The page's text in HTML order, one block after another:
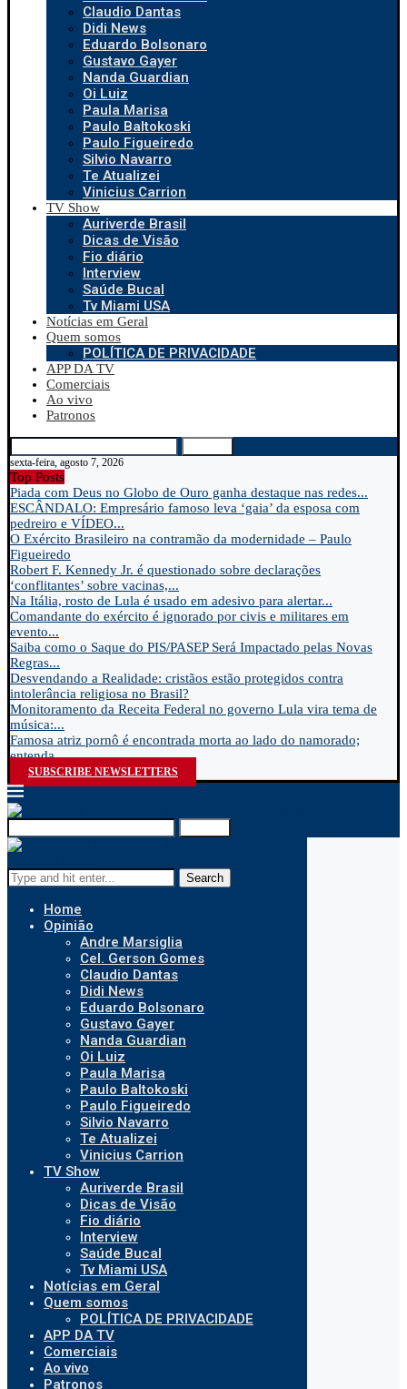
Claudio Dantas
Didi News
Eduardo Bolsonaro
Gustavo Gayer
Nanda Guardian
Oi Luiz
Paula Marisa
Paulo Baltokoski
Paulo Figueiredo
Silvio Navarro
Te Atualizei
Vinicius Carrion
TV Show
Auriverde Brasil
Dicas de Visão
Fio diário
Interview
Saúde Bucal
Tv Miami USA
Notícias em Geral
Quem somos
POLÍTICA DE PRIVACIDADE
APP DA TV
Comerciais
Ao vivo
Patronos
sexta-feira, agosto 7, 2026
Top Posts
Piada com Deus no Globo de Ouro ganha destaque nas redes...
ESCÂNDALO: Empresário famoso leva ‘gaia’ da esposa com
pedreiro e VÍDEO...
O Exército Brasileiro na contramão da modernidade – Paulo
Figueiredo
Robert F. Kennedy Jr. é questionado sobre declarações
‘conflitantes’ sobre vacinas,...
Na Itália, rosto de Lula é usado em adesivo para alertar...
Comandante do exército é ignorado por civis e militares em
evento...
Saiba como o Saque do PIS/PASEP Será Impactado pelas Novas
Regras...
Desvendando a Realidade: cristãos estão protegidos contra
intolerância religiosa no Brasil?
Monitoramento da Receita Federal no governo Lula vira tema de
música:...
Famosa atriz pornô é encontrada morta ao lado do namorado;
entenda...
SUBSCRIBE NEWSLETTERS
Search
Home
Opinião
Andre Marsiglia
Cel. Gerson Gomes
Claudio Dantas
Didi News
Eduardo Bolsonaro
Gustavo Gayer
Nanda Guardian
Oi Luiz
Paula Marisa
Paulo Baltokoski
Paulo Figueiredo
Silvio Navarro
Te Atualizei
Vinicius Carrion
TV Show
Auriverde Brasil
Dicas de Visão
Fio diário
Interview
Saúde Bucal
Tv Miami USA
Notícias em Geral
Quem somos
POLÍTICA DE PRIVACIDADE
APP DA TV
Comerciais
Ao vivo
Patronos